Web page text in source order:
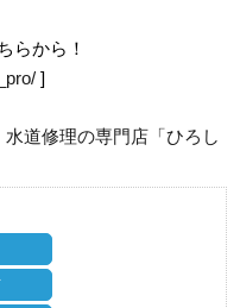
らから！
]
道修理の専門店「ひろし